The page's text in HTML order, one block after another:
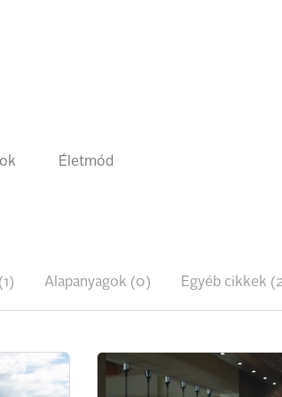
Életmód
Alapanyagok (0) Egyéb cikkek